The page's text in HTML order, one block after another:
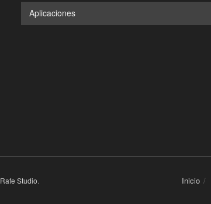
Buscar
Aplicaciones
Inicio
Rafe Studio.